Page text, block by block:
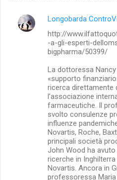
C
Longobarda
http://
-a-gli-esperti-
bigpharma/50399/
La dottoressa
«supporto
ricerca direttamente
l’associazione
farmaceutiche. Il
svolto consulenze
influenze
Novartis, Roche,
principali società
John Wood ha
ricerche in
Novartis. Ancora in
professoressa